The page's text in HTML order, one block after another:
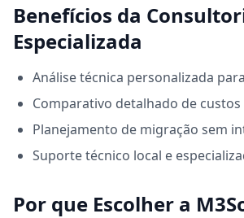
Benefícios da
Especializada
Análise técnica personalizada
Comparativo detalhado de custos
Planejamento de migração sem
Suporte técnico local e
Por que Escolher a